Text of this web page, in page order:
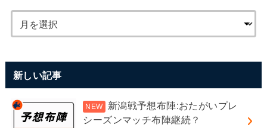
新しい記事
新潟戦予想布陣:おたがいプレ
シーズンマッチ布陣継続？